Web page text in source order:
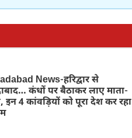
News-हरिद्वार से
कंधों पर बैठाकर लाए माता-
इन 4 कांवड़ियों को पूरा देश कर रहा